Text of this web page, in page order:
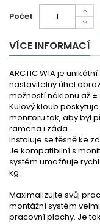
Počet
VÍCE INFORMACÍ
ARCTIC W1A je
nastavitelný úhel
možností náklonu až ±
Kulový kloub
monitoru tak, aby byl
ramena i záda.
Instaluje se těsně ke
Je kompatibilní s
systém umožňuje
kg.
Maximalizujte svůj
montážní systém
pracovní plochy. Je